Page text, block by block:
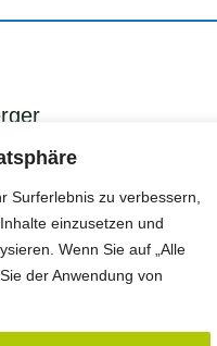
Surferlebnis zu verbessern,
einzusetzen und
Wenn Sie auf „Alle
der Anwendung von
Band